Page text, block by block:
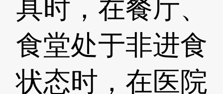
具时，在餐厅、
食堂处于非进食
状态时，在医院